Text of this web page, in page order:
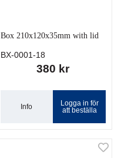
Box 210x120x35mm with lid
BX-0001-18
380 kr
Info
Logga in för
att beställa